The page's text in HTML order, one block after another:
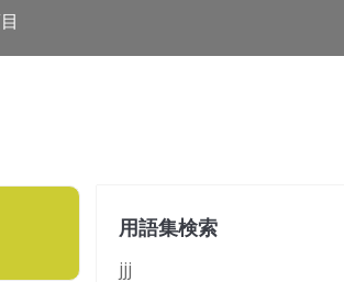
用語集検索
jjj